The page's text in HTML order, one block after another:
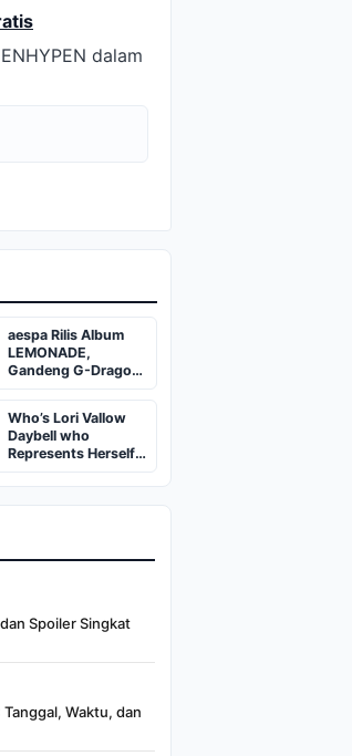
dalam
aespa Rilis Album
LEMONADE,
Gandeng G-Dragon
hingga Becky G
Who’s Lori Vallow
Daybell who
Represents Herself
in Fourth Husband's
Murder Trial
Spoiler Singkat
Waktu, dan